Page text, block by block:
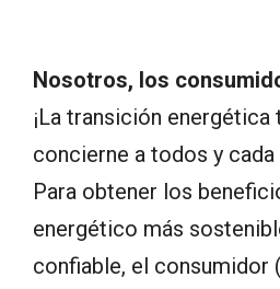
Nosotros, los
¡La transición energética
concierne a todos y
Para obtener los
energético más
confiable, el consumidor